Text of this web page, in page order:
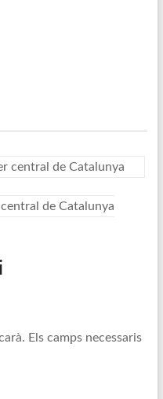
central de Catalunya
de Catalunya
Els camps necessaris